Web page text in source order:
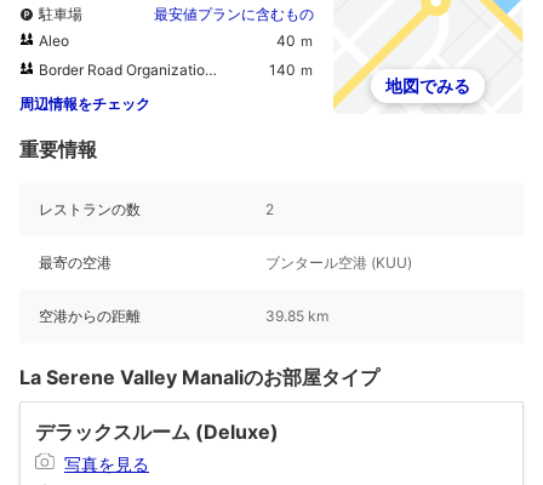
駐車場
最安値プランに含むもの
Aleo
40 ｍ
Border Road Organization Camp
140 ｍ
周辺情報をチェック
地図でみる
重要情報
レストランの数 2
最寄の空港 ブンタール空港 (KUU)
空港からの距離 39.85 km
La Serene Valley Manaliのお部屋タイプ
デラックスルーム (Deluxe)
写真を見る